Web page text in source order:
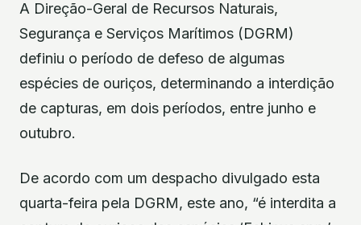
A Direção-Geral de Recursos Naturais,
Segurança e Serviços Marítimos (DGRM)
definiu o período de defeso de algumas
espécies de ouriços, determinando a interdição
de capturas, em dois períodos, entre junho e
outubro.
De acordo com um despacho divulgado esta
quarta-feira pela DGRM, este ano, “é interdita a